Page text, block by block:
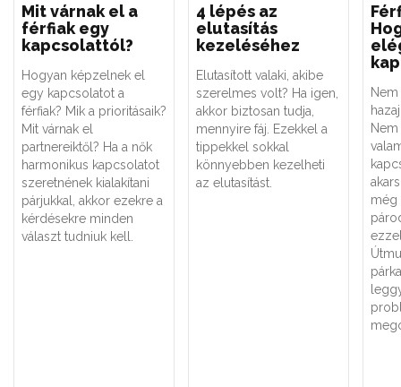
Mit várnak el a
férfiak egy
kapcsolattól?
Hogyan képzelnek el
egy kapcsolatot a
férfiak? Mik a prioritásaik?
Mit várnak el
partnereiktől? Ha a nők
harmonikus kapcsolatot
szeretnének kialakítani
párjukkal, akkor ezekre a
kérdésekre minden
választ tudniuk kell.
4 lépés az
elutasítás
kezeléséhez
Elutasított valaki, akibe
szerelmes volt? Ha igen,
akkor biztosan tudja,
mennyire fáj. Ezekkel a
tippekkel sokkal
könnyebben kezelheti
az elutasítást.
még